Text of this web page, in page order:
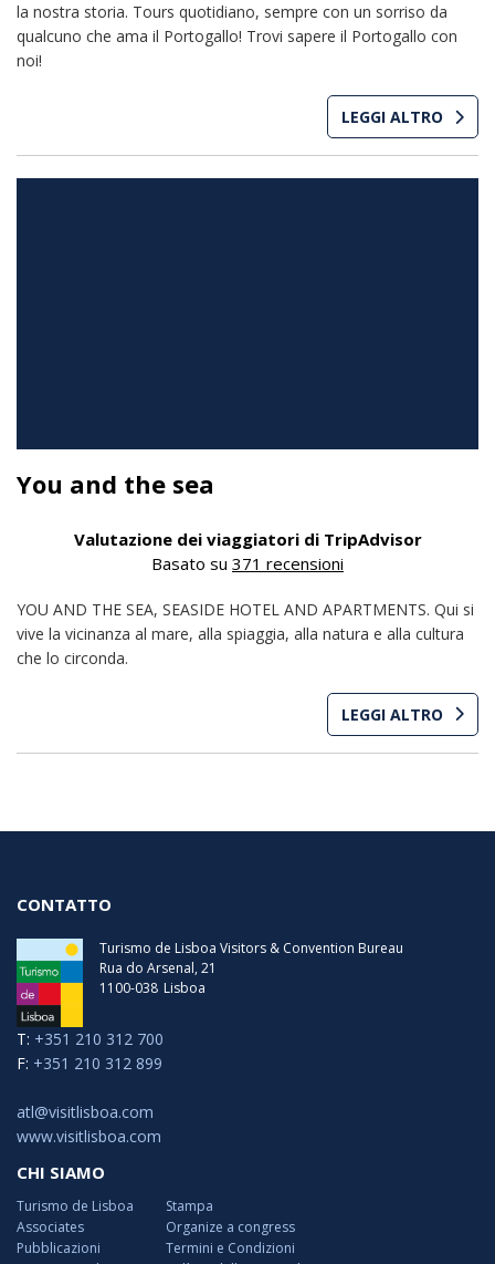
la nostra storia. Tours quotidiano, sempre con un sorriso da
qualcuno che ama il Portogallo! Trovi sapere il Portogallo con
noi!
LEGGI ALTRO
You and the sea
Valutazione dei viaggiatori di TripAdvisor
Basato su 371 recensioni
YOU AND THE SEA, SEASIDE HOTEL AND APARTMENTS. Qui si
vive la vicinanza al mare, alla spiaggia, alla natura e alla cultura
che lo circonda.
LEGGI ALTRO
CONTATTO
Turismo de Lisboa Visitors & Convention Bureau
Rua do Arsenal, 21
1100-038 Lisboa
T: +351 210 312 700
F: +351 210 312 899
atl@visitlisboa.com
www.visitlisboa.com
CHI SIAMO
Turismo de Lisboa
Associates
Pubblicazioni
Stampa
Organize a congress
Termini e Condizioni